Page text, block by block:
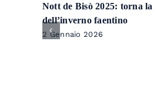
Nott de Bisò 2025: torna
dell’inverno faentino
2 Gennaio 2026